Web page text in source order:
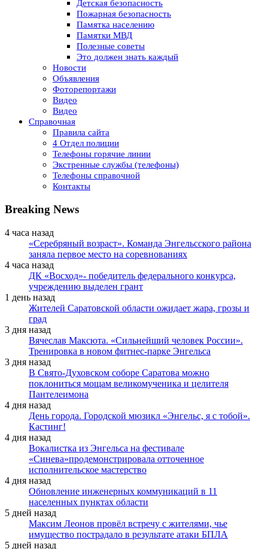
Детская безопасность
Пожарная безопасность
Памятка населению
Памятки МВД
Полезные советы
Это должен знать каждый
Новости
Объявления
Фоторепортажи
Видео
Видео
Справочная
Правила сайта
4 Отдел полиции
Телефоны горячие линии
Экстренные службы (телефоны)
Телефоны справочной
Контакты
Breaking News
4 часа назад
«Серебряный возраст». Команда Энгельсского района
заняла первое место на соревнованиях
4 часа назад
ДК «Восход»- победитель федерального конкурса,
учреждению выделен грант
1 день назад
Жителей Саратовской области ожидает жара, грозы и
град
3 дня назад
Вячеслав Максюта. «Сильнейший человек России».
Тренировка в новом фитнес-парке Энгельса
3 дня назад
В Свято-Духовском соборе Саратова можно
поклониться мощам великомученика и целителя
Пантелеимона
4 дня назад
День города. Городской мюзикл «Энгельс, я с тобой».
Кастинг!
4 дня назад
Вокалистка из Энгельса на фестивале
«Синева»продемонстрировала отточенное
исполнительское мастерство
4 дня назад
Обновление инженерных коммуникаций в 11
населенных пунктах области
5 дней назад
Максим Леонов провёл встречу с жителями, чье
имущество пострадало в результате атаки БПЛА
5 дней назад